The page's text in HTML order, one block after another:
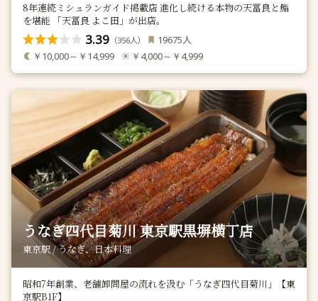
8年連続ミシュランガイド掲載店 進化し続ける本物の天冨良と鮨
を堪能 「天冨良 よこ田」が出店。
3.39 （356人） 19675人
￥10,000～￥14,999 ￥4,000～￥4,999
うなぎ四代目菊川 東京駅黒塀横丁店
東京駅 / うなぎ、日本料理
昭和7年創業、老舗卸問屋の流れを汲む「うなぎ四代目菊川」【東
京駅B1F】